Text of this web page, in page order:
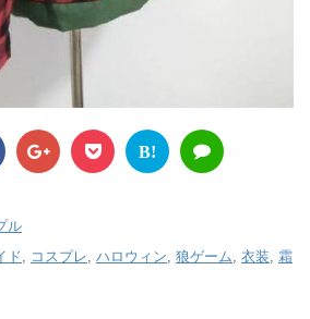
B!
ル
ド コスプレ ハロウィン 狼ゲーム 衣装
霜